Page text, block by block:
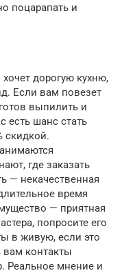
поцарапать и
хочет дорогую кухню,
Если вам повезет
выпилить и
есть шанс стать
скидкой.
где заказать
— некачественная
время
— приятная
попросите его
в живую, если это
вам контакты
Реальное мнение и